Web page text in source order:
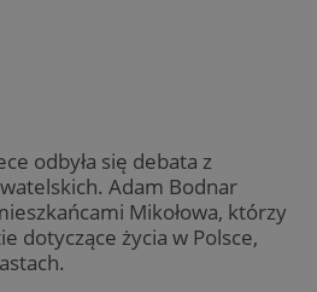
odbyła się debata z
Adam Bodnar
Mikołowa, którzy
dotyczące życia w Polsce,